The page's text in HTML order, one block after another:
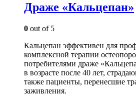
Драже «Кальцепан»
0 out of 5
Кальцепан эффективен для
комплексной терапии
потребителями драже
в возрасте после 40 лет,
также пациенты, перенесшие
заживления.